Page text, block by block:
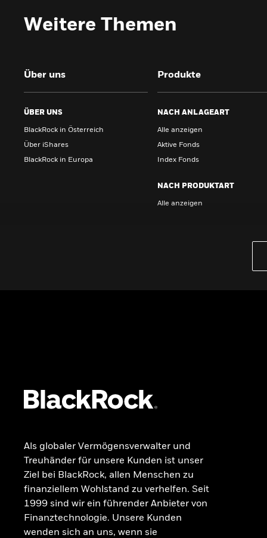
Weitere Themen
Über uns
ÜBER UNS
BlackRock in Österreich
Über iShares
BlackRock in Europa
Produkte
NACH ANLAGEART
Alle anzeigen
Aktive Fonds
Index Fonds
NACH PRODUKTART
Alle anzeigen
Als globaler Vermögensverwalter und
Treuhänder für unsere Kunden ist unser
Ziel bei BlackRock, allen Menschen zu
finanziellem Wohlstand zu verhelfen. Seit
1999 sind wir ein führender Anbieter von
Finanztechnologie. Unsere Kunden
wenden sich an uns, wenn sie